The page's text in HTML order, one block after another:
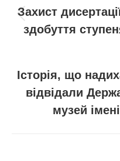
navigation
Захист
здобуття
Історія, що
відвідали
музей